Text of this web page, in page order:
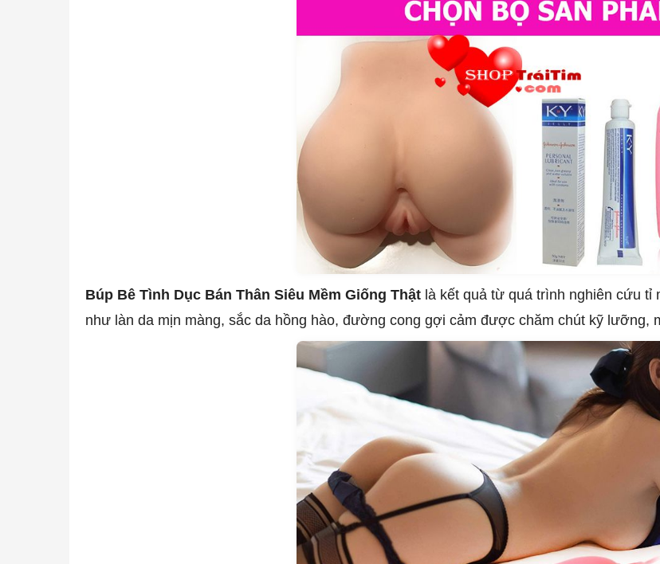
Búp Bê Tình Dục Bán Thân Siêu Mềm Giống Thật là kết quả từ quá trình nghiên cứu tỉ
như làn da mịn màng, sắc da hồng hào, đường cong gợi cảm được chăm chút kỹ lưỡng,